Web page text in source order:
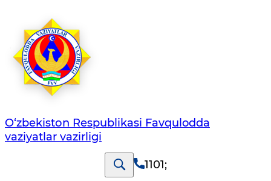
O‘zbеkistоn Rеspublikаsi Favqulodda
vaziyatlar vazirligi
1101;